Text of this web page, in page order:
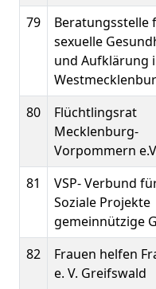
79
Beratungsstelle
sexuelle
und Aufklärung
80
Flüchtlingsrat
Mecklenburg-
Vorpommern
81
VSP- Verbund
Soziale Projekte
gemeinnützige
82
Frauen helfen
e. V. Greifswald